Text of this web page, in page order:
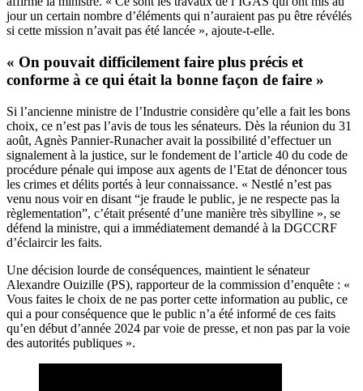
jour un certain nombre d’éléments qui n’auraient pas pu être révélés
si cette mission n’avait pas été lancée », ajoute-t-elle.
« On pouvait difficilement faire plus précis et
conforme à ce qui était la bonne façon de faire »
Si l’ancienne ministre de l’Industrie considère qu’elle a fait les bons
choix, ce n’est pas l’avis de tous les sénateurs. Dès la réunion du 31
août, Agnès Pannier-Runacher avait la possibilité d’effectuer un
signalement à la justice, sur le fondement de l’article 40 du code de
procédure pénale qui impose aux agents de l’Etat de dénoncer tous
les crimes et délits portés à leur connaissance. « Nestlé n’est pas
venu nous voir en disant “je fraude le public, je ne respecte pas la
règlementation”, c’était présenté d’une manière très sibylline », se
défend la ministre, qui a immédiatement demandé à la DGCCRF
d’éclaircir les faits.
Une décision lourde de conséquences, maintient le sénateur
Alexandre Ouizille (PS), rapporteur de la commission d’enquête : «
Vous faites le choix de ne pas porter cette information au public, ce
qui a pour conséquence que le public n’a été informé de ces faits
qu’en début d’année 2024 par voie de presse, et non pas par la voie
des autorités publiques ».